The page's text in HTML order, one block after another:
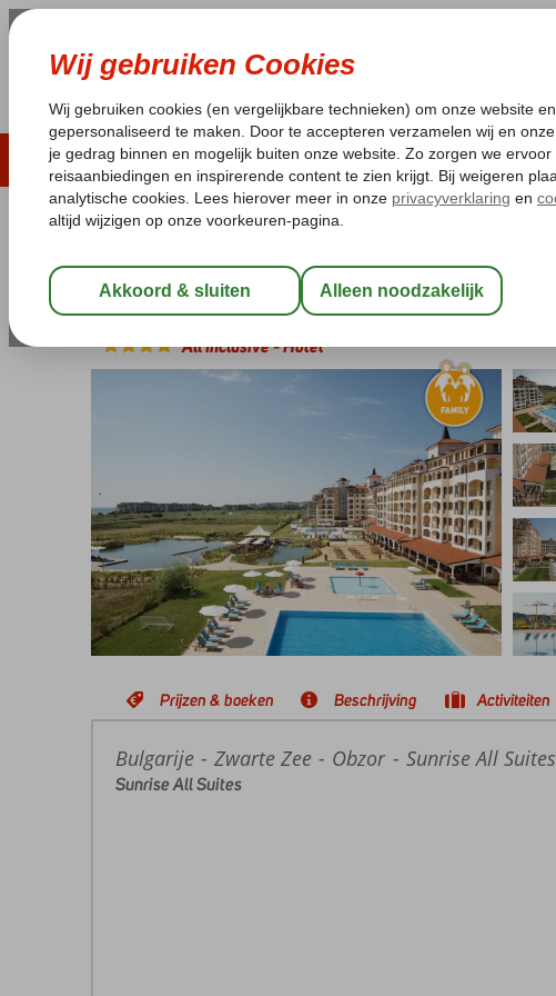
ZOMER 2026 LAST MINUTES WINTERZON
Laagsteprijsgarantie* Geen fueltoeslag
Home
Bulgarije Zwarte Zee Obzor Sunrise All Suites
Sunrise All Suites
All Inclusive-Hotel
Prijzen & boeken Beschrijving Activiteiten
Home
Bulgarije Zwarte Zee Obzor Sunrise All Suites
Sunrise All Suites